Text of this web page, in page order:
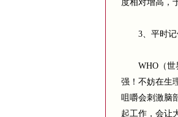
度相对增高，
3、平时记
WHO（世界
强！不妨在生
咀嚼会刺激脑
起工作，会让